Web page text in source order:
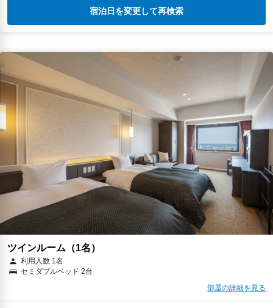
宿泊日を変更して再検索
ツインルーム（1名）
利用人数 1名
セミダブルベッド 2台
部屋の詳細を見る